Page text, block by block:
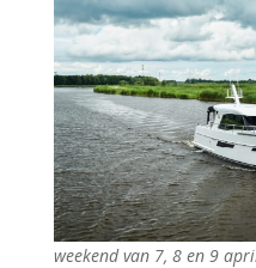
weekend van 7, 8 en 9